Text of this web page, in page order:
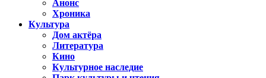
Анонс
Хроника
Культура
Дом актёра
Литература
Кино
Культурное наследие